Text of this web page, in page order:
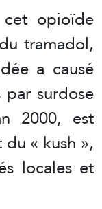
cet opioïde
tramadol,
a causé
surdose
2000, est
« kush »,
locales et